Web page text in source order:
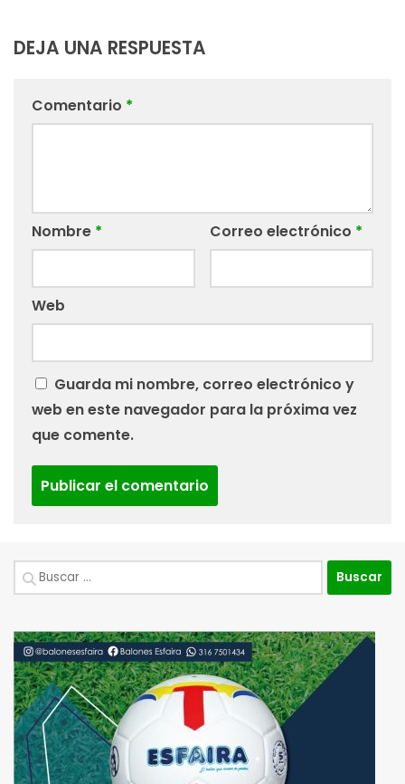
DEJA UNA RESPUESTA
Comentario *
Nombre * Correo electrónico *
Web
Guarda mi nombre, correo electrónico y
web en este navegador para la próxima vez
que comente.
Buscar: